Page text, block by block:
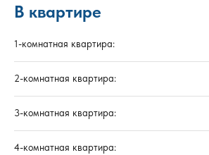
В квартире
1-комнатная квартира:
2-комнатная квартира:
3-комнатная квартира:
4-комнатная квартира: